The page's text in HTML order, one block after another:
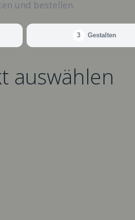
und bestellen.
3 Gestalten
auswählen